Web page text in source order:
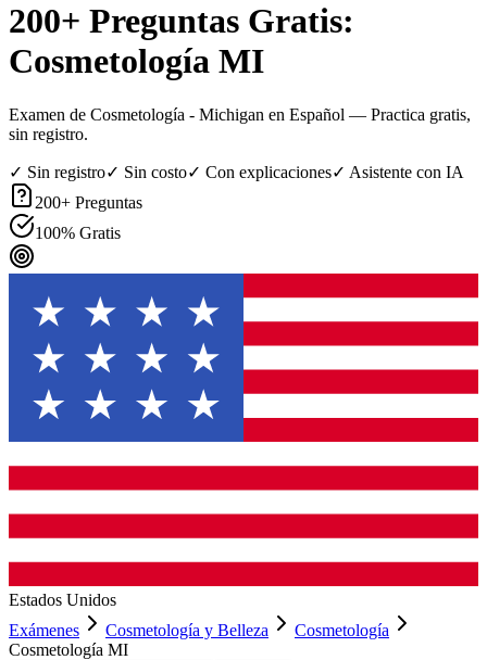
200+ Preguntas Gratis:
Cosmetología MI
Examen de Cosmetología - Michigan en Español — Practica gratis,
sin registro.
✓ Sin registro✓ Sin costo✓ Con explicaciones✓ Asistente con IA
200+ Preguntas
100% Gratis
Estados Unidos
Exámenes
Cosmetología y Belleza
Cosmetología
Cosmetología MI